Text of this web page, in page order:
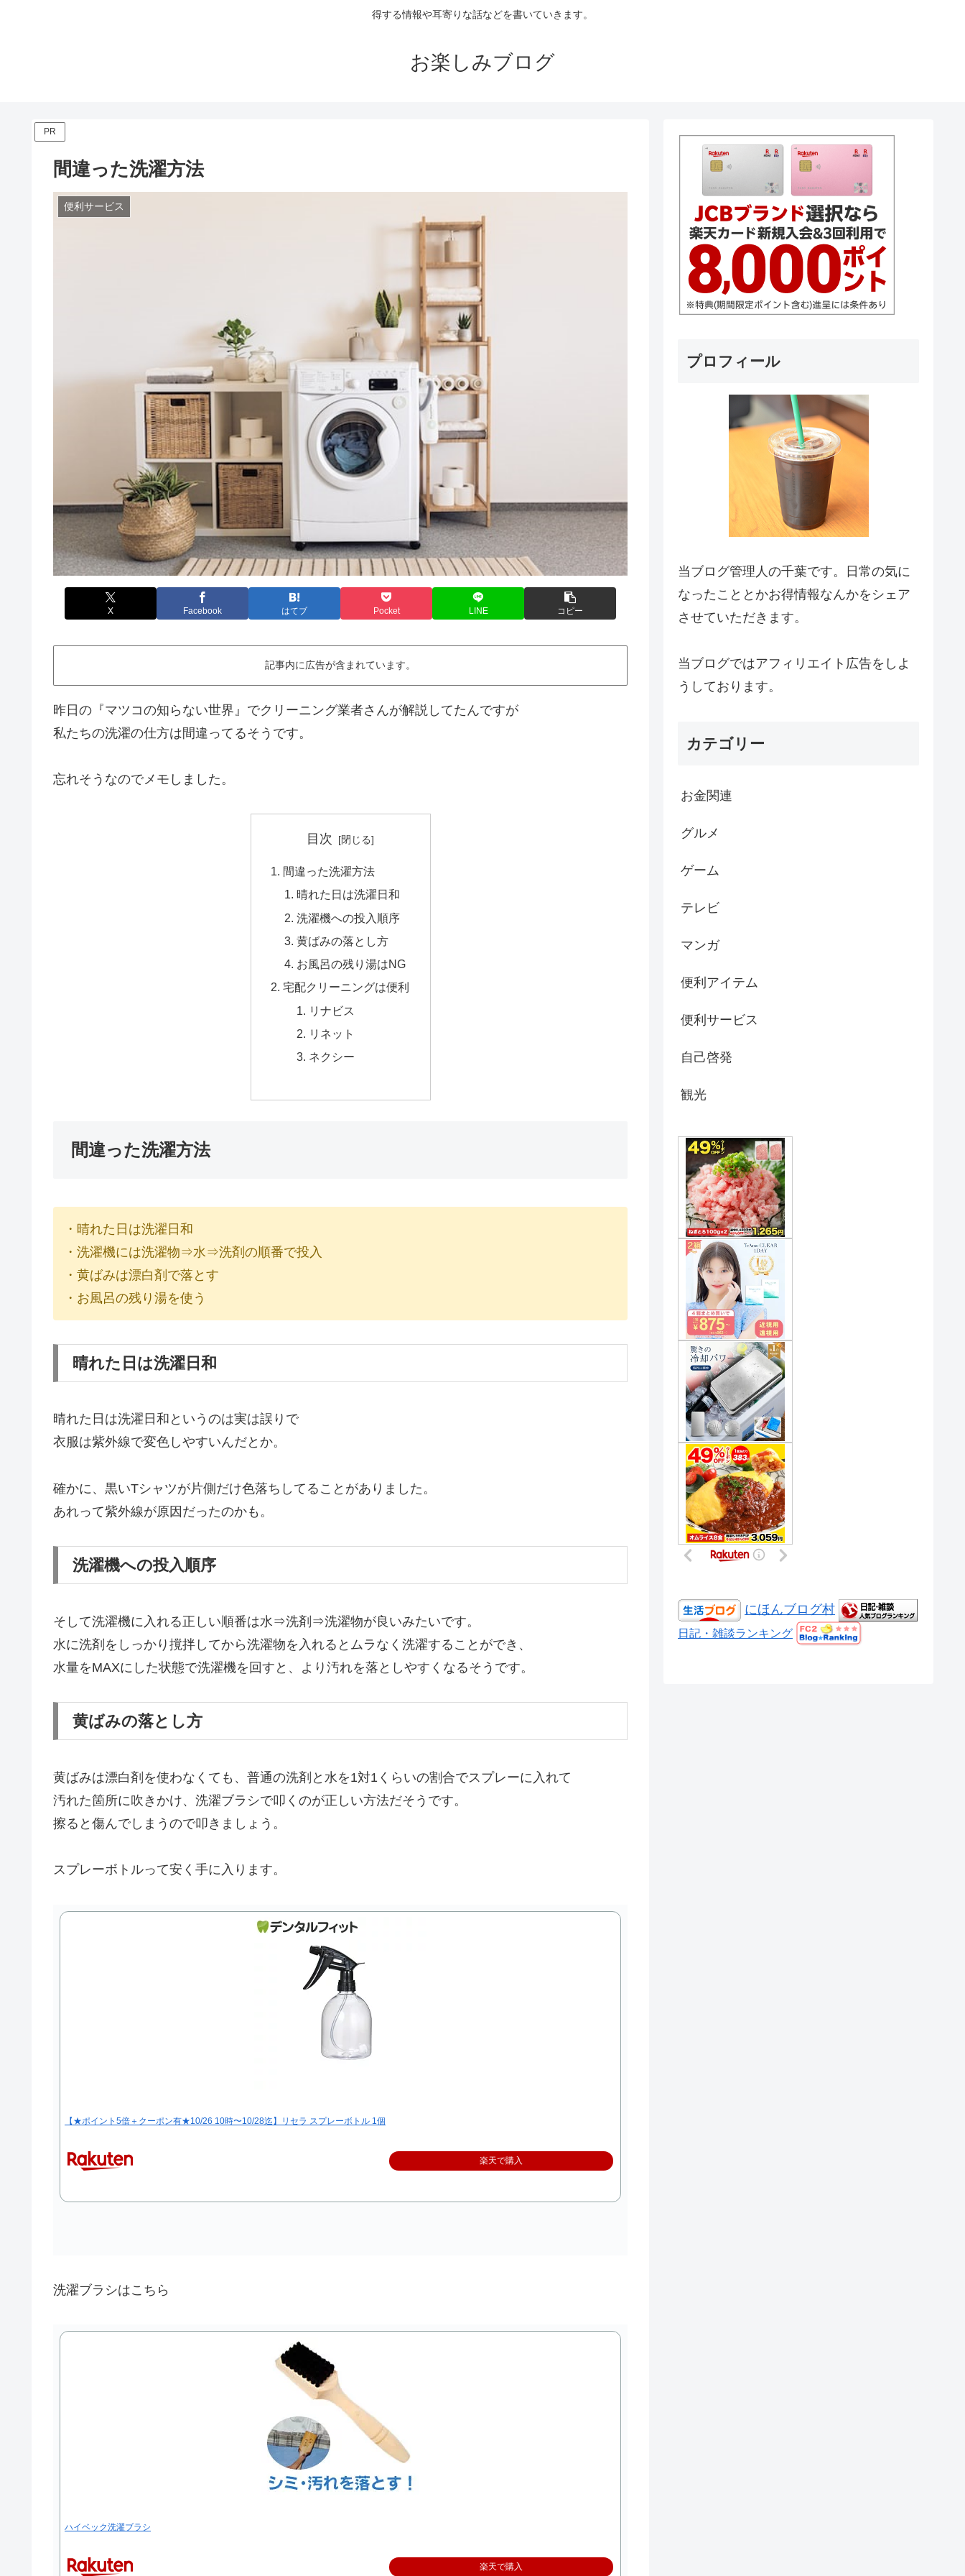
得する情報や耳寄りな話などを書いていきます。
お楽しみブログ
PR
間違った洗濯方法
便利サービス
X Facebook はてブ Pocket LINE コピー
記事内に広告が含まれています。
昨日の『マツコの知らない世界』でクリーニング業者さんが解説してたんですが
私たちの洗濯の仕方は間違ってるそうです。
忘れそうなのでメモしました。
目次
間違った洗濯方法
晴れた日は洗濯日和
洗濯機への投入順序
黄ばみの落とし方
お風呂の残り湯はNG
宅配クリーニングは便利
リナビス
リネット
ネクシー
間違った洗濯方法
・晴れた日は洗濯日和
・洗濯機には洗濯物⇒水⇒洗剤の順番で投入
・黄ばみは漂白剤で落とす
・お風呂の残り湯を使う
晴れた日は洗濯日和
晴れた日は洗濯日和というのは実は誤りで
衣服は紫外線で変色しやすいんだとか。
確かに、黒いTシャツが片側だけ色落ちしてることがありました。
あれって紫外線が原因だったのかも。
洗濯機への投入順序
そして洗濯機に入れる正しい順番は水⇒洗剤⇒洗濯物が良いみたいです。
水に洗剤をしっかり撹拌してから洗濯物を入れるとムラなく洗濯することができ、
水量をMAXにした状態で洗濯機を回すと、より汚れを落としやすくなるそうです。
黄ばみの落とし方
黄ばみは漂白剤を使わなくても、普通の洗剤と水を1対1くらいの割合でスプレーに入れて
汚れた箇所に吹きかけ、洗濯ブラシで叩くのが正しい方法だそうです。
擦ると傷んでしまうので叩きましょう。
スプレーボトルって安く手に入ります。
【★ポイント5倍＋クーポン有★10/26 10時〜10/28迄】リセラ スプレーボトル 1個
楽天で購入
洗濯ブラシはこちら
ハイベック洗濯ブラシ
楽天で購入
プロフィール
当ブログ管理人の千葉です。日常の気に
なったこととかお得情報なんかをシェア
させていただきます。
当ブログではアフィリエイト広告をしよ
うしております。
カテゴリー
お金関連
グルメ
ゲーム
テレビ
マンガ
便利アイテム
便利サービス
自己啓発
観光
にほんブログ村
日記・雑談ランキング